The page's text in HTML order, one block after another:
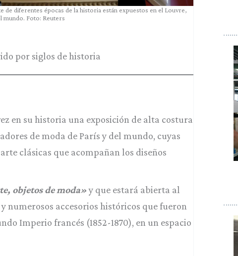
de diferentes épocas de la historia están expuestos en el Louvre,
mundo. Foto: Reuters
por siglos de historia
en su historia una exposición de alta costura
de moda de París y del mundo, cuyas
clásicas que acompañan los diseños
objetos de moda»y que estará abierta al
y numerosos accesorios históricos que fueron
Imperio francés (1852-1870), en un espacio